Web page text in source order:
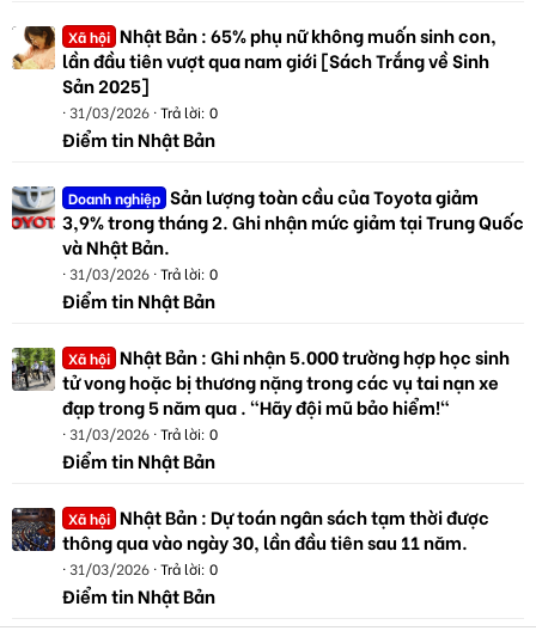
Xã hội Nhật Bản : 65% phụ nữ không muốn sinh con,
lần đầu tiên vượt qua nam giới [Sách Trắng về Sinh
Sản 2025]
31/03/2026 Trả lời: 0
Điểm tin Nhật Bản
Doanh nghiệp Sản lượng toàn cầu của Toyota giảm
3,9% trong tháng 2. Ghi nhận mức giảm tại Trung Quốc
và Nhật Bản.
31/03/2026 Trả lời: 0
Điểm tin Nhật Bản
Xã hội Nhật Bản : Ghi nhận 5.000 trường hợp học sinh
tử vong hoặc bị thương nặng trong các vụ tai nạn xe
đạp trong 5 năm qua . "Hãy đội mũ bảo hiểm!"
31/03/2026 Trả lời: 0
Điểm tin Nhật Bản
Xã hội Nhật Bản : Dự toán ngân sách tạm thời được
thông qua vào ngày 30, lần đầu tiên sau 11 năm.
31/03/2026 Trả lời: 0
Điểm tin Nhật Bản